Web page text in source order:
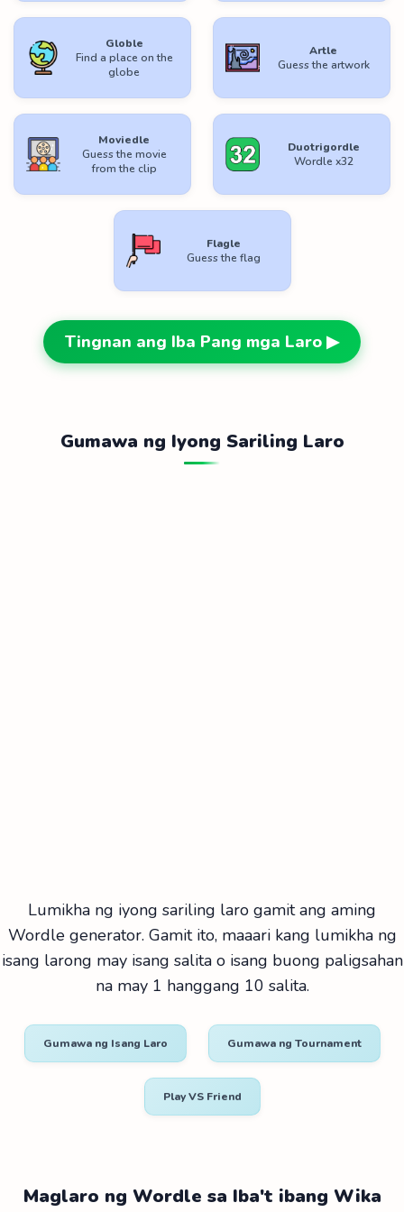
Globle
Find a place on the
globe
Artle
Guess the artwork
Moviedle
Guess the movie
from the clip
Duotrigordle
Wordle x32
Flagle
Guess the flag
Tingnan ang Iba Pang mga Laro ▶
Gumawa ng Iyong Sariling Laro
Lumikha ng iyong sariling laro gamit ang aming
Wordle generator. Gamit ito, maaari kang lumikha ng
isang larong may isang salita o isang buong paligsahan
na may 1 hanggang 10 salita.
Gumawa ng Isang Laro Gumawa ng Tournament
Play VS Friend
Maglaro ng Wordle sa Iba't ibang Wika